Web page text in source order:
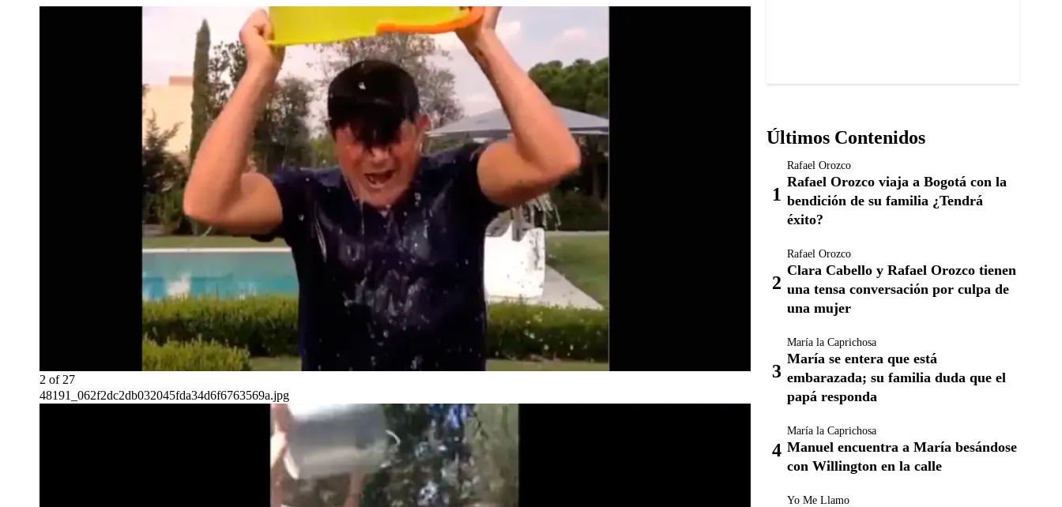
2 of 27
48191_062f2dc2db032045fda34d6f6763569a.jpg
Últimos Contenidos
Rafael Orozco
Rafael Orozco viaja a Bogotá con la
bendición de su familia ¿Tendrá
éxito?
Rafael Orozco
Clara Cabello y Rafael Orozco tienen
una tensa conversación por culpa de
una mujer
María la Caprichosa
María se entera que está
embarazada; su familia duda que el
papá responda
María la Caprichosa
Manuel encuentra a María besándose
con Willington en la calle
Yo Me Llamo